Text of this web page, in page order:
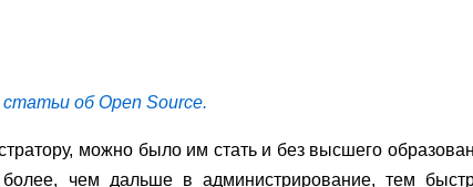
об Open Source.
можно было им стать и без высшего
чем дальше в администрирование, тем